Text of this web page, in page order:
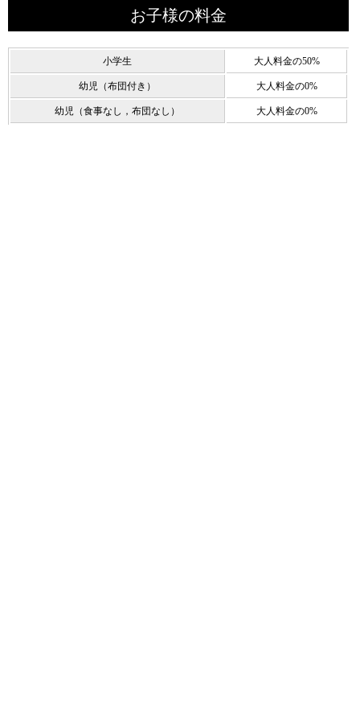
お子様の料金
小学生 大人料金の50%
幼児（布団付き） 大人料金の0%
幼児（食事なし，布団なし） 大人料金の0%